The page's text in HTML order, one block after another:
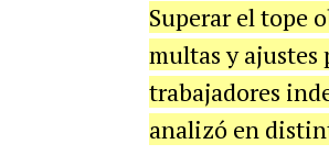
Superar el tope
multas y ajustes
trabajadores
analizó en